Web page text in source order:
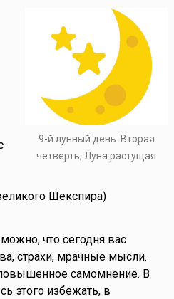
9-й лунный день. Вторая
четверть, Луна растущая
Шекспира)
что сегодня вас
страхи, мрачные мысли.
самомнение. В
этого избежать, в